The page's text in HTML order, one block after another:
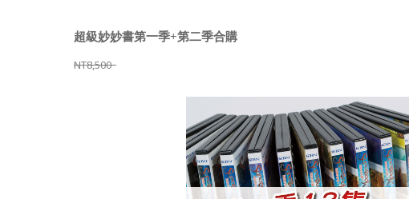
超級妙妙書第一季+第二季合購
NT8,500